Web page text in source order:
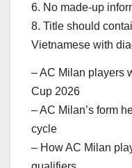
6. No made-up
8. Title should
Vietnamese with
– AC Milan players
Cup 2026
– AC Milan’s form
cycle
– How AC Milan